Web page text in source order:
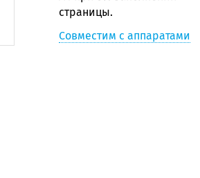
страницы.
Совместим с аппаратами